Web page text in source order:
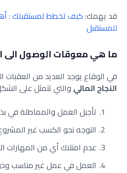
قد يهمك:كيف تخطط لمستقبلك :
للمستقبل
ما هي معوقات الوصول الى
في الوقاع يوجد العديد من
النجاح المالي والتي تتمثل على
تأجيل العمل والمماطلة في
التوجه نحو الكسب غير
عدم امتلاك أي من المهارات
العمل في عمل غير مناسب